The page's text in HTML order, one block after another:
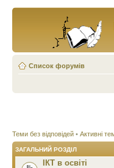
Список форумів
Теми без відповідей • Активні
ЗАГАЛЬНИЙ РОЗДІЛ
ІКТ в освіті